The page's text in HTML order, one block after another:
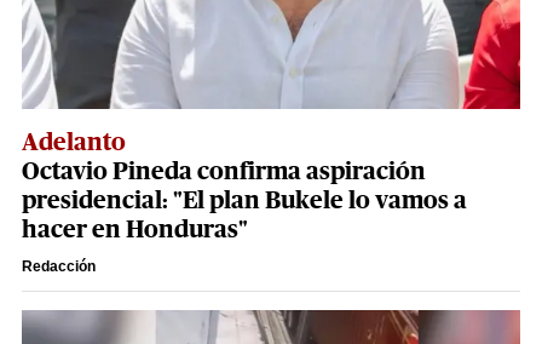
Adelanto
Octavio Pineda confirma aspiración
presidencial: "El plan Bukele lo vamos a
hacer en Honduras"
Redacción